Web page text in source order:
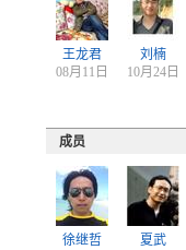
王龙君
08月11日
刘楠
10月24日
成员
徐继哲 夏武